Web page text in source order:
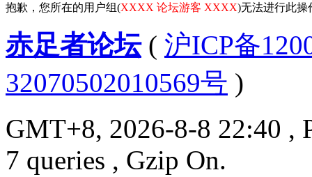
抱歉，您所在的用户组(XXXX 论坛游客 XXXX)无法进行此操
赤足者论坛( 沪ICP备
32070502010569号 )
GMT+8, 2026-8-8 22:40 ,
7 queries , Gzip On.